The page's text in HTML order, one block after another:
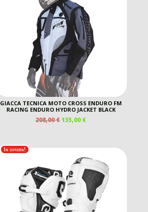
GIACCA TECNICA MOTO CROSS ENDURO FM
RACING ENDURO HYDRO JACKET BLACK
208,00€IL
135,00€IL
In offerta!